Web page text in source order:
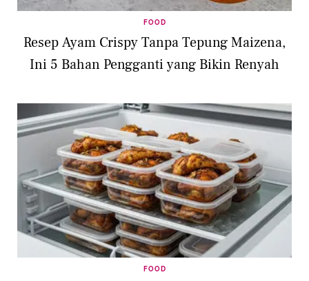
FOOD
Resep Ayam Crispy Tanpa Tepung Maizena,
Ini 5 Bahan Pengganti yang Bikin Renyah
FOOD